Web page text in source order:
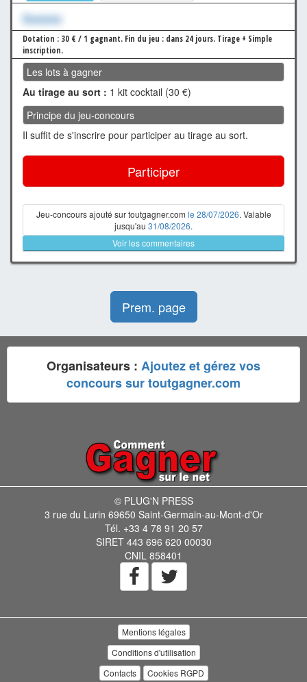
Xxxxxxx
Dotation : 30 € / 1 gagnant. Fin du jeu : dans 24 jours. Tirage + Simple
inscription.
Les lots à gagner
Au tirage au sort : 1 kit cocktail (30 €)
Principe du jeu-concours
Il suffit de s'inscrire pour participer au tirage au sort.
Participer
Jeu-concours ajouté sur toutgagner.com le 28/07/2026. Valable
jusqu'au 31/08/2026.
Voir les commentaires
Prem. page
Organisateurs : Ajoutez et gérez vos
concours sur toutgagner.com
© PLUG'N PRESS
3 rue du Lurin 69650 Saint-Germain-au-Mont-d'Or
Tél. +33 4 78 91 20 57
SIRET 443 696 620 00030
CNIL 858401
Mentions légales
Conditions d'utilisation
Contacts
Cookies RGPD